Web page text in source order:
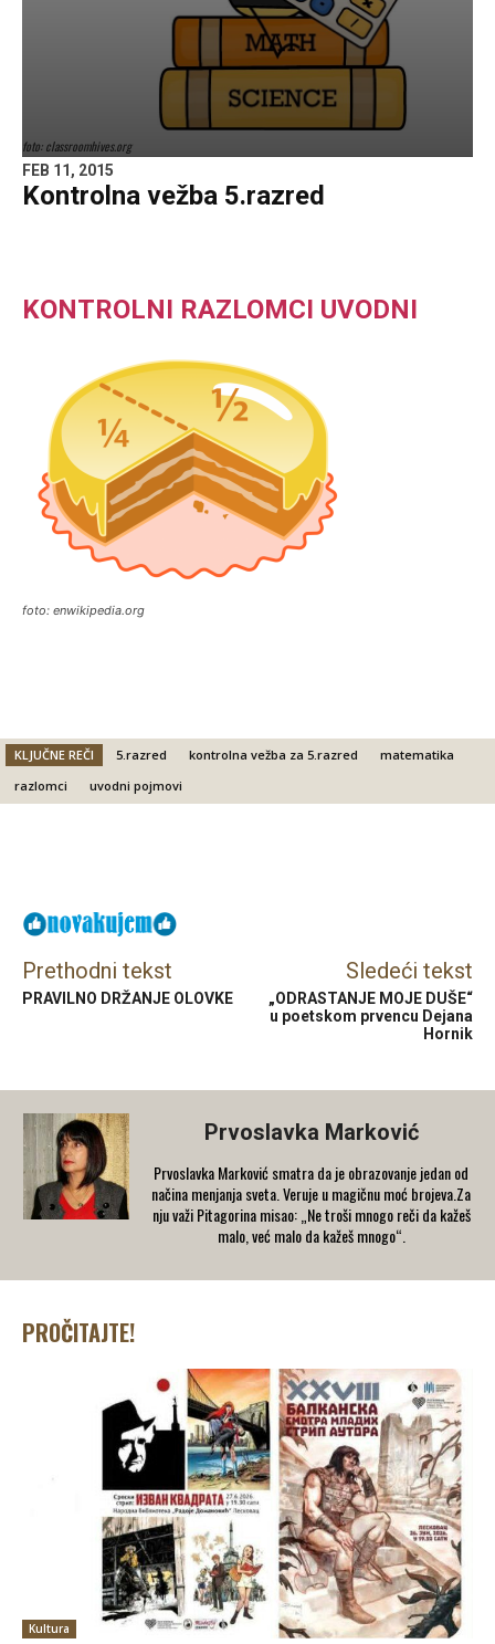
foto: classroomhives.org
FEB 11, 2015
Kontrolna vežba 5.razred
KONTROLNI RAZLOMCI UVODNI
foto: enwikipedia.org
KLJUČNE REČI 5.razred kontrolna vežba za 5.razred
matematika
razlomci
uvodni pojmovi
Prethodni tekst
PRAVILNO DRŽANJE OLOVKE
Sledeći tekst
„ODRASTANJE MOJE DUŠE“
u poetskom prvencu Dejana
Hornik
Prvoslavka Marković
Prvoslavka Marković smatra da je obrazovanje jedan od
načina menjanja sveta. Veruje u magičnu moć brojeva.Za
nju važi Pitagorina misao: „Ne troši mnogo reči da kažeš
malo, već malo da kažeš mnogo“.
PROČITAJTE!
Kultura